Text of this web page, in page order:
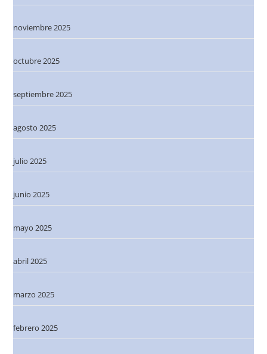
noviembre 2025
octubre 2025
septiembre 2025
agosto 2025
julio 2025
junio 2025
mayo 2025
abril 2025
marzo 2025
febrero 2025